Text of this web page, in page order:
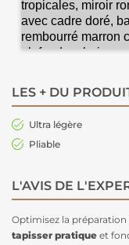
LES + DU
Ultra légère
Pliable
L'AVIS DE
Optimisez la
tapisser pratique et